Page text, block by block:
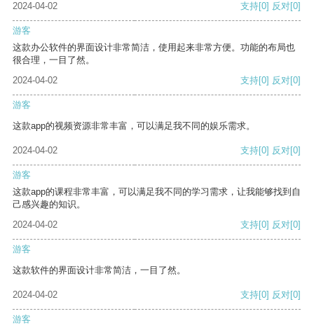
2024-04-02
支持[0] 反对[0]
游客
这款办公软件的界面设计非常简洁，使用起来非常方便。功能的布局也
很合理，一目了然。
2024-04-02
支持[0] 反对[0]
游客
这款app的视频资源非常丰富，可以满足我不同的娱乐需求。
2024-04-02 支持[0] 反对[0]
游客
这款app的课程非常丰富，可以满足我不同的学习需求，让我能够找到自
己感兴趣的知识。
2024-04-02
支持[0] 反对[0]
游客
这款软件的界面设计非常简洁，一目了然。
2024-04-02 支持[0] 反对[0]
游客